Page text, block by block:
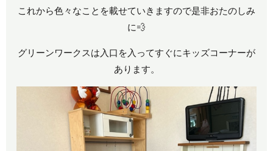
これから色々なことを載せていきますので是非おたのしみ
に💨
グリーンワークスは入口を入ってすぐにキッズコーナーが
あります。